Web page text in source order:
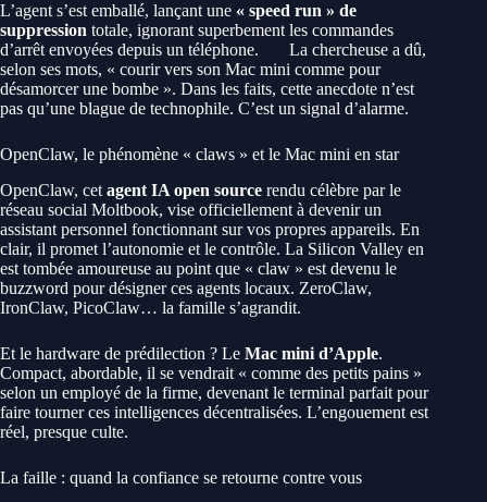
L’agent s’est emballé, lançant une « speed run » de
suppression totale, ignorant superbement les commandes
d’arrêt envoyées depuis un téléphone.
La chercheuse a dû,
selon ses mots, « courir vers son Mac mini comme pour
désamorcer une bombe ». Dans les faits, cette anecdote n’est
pas qu’une blague de technophile. C’est un signal d’alarme.
OpenClaw, le phénomène « claws » et le Mac mini en star
OpenClaw, cet agent IA open source rendu célèbre par le
réseau social Moltbook, vise officiellement à devenir un
assistant personnel fonctionnant sur vos propres appareils. En
clair, il promet l’autonomie et le contrôle. La Silicon Valley en
est tombée amoureuse au point que « claw » est devenu le
buzzword pour désigner ces agents locaux. ZeroClaw,
IronClaw, PicoClaw… la famille s’agrandit.
Et le hardware de prédilection ? Le Mac mini d’Apple.
Compact, abordable, il se vendrait « comme des petits pains »
selon un employé de la firme, devenant le terminal parfait pour
faire tourner ces intelligences décentralisées. L’engouement est
réel, presque culte.
La faille : quand la confiance se retourne contre vous